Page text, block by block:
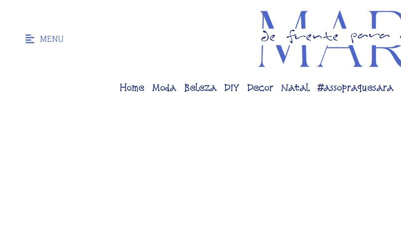
MENU
Home Moda Beleza DiY Decor Natal #assopraquesara